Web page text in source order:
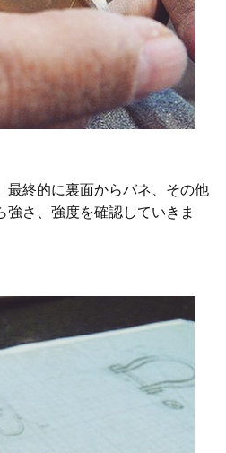
最終的に裏面からバネ、その他
強さ、強度を確認していきま